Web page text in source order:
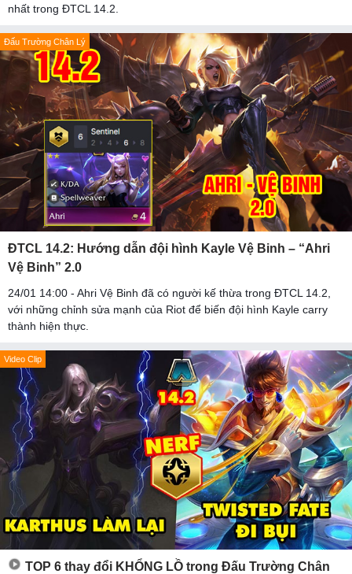
nhất trong ĐTCL 14.2.
Đấu Trường Chân Lý
ĐTCL 14.2: Hướng dẫn đội hình Kayle Vệ Binh – “Ahri
Vệ Binh” 2.0
24/01 14:00 - Ahri Vệ Binh đã có người kế thừa trong ĐTCL 14.2,
với những chỉnh sửa mạnh của Riot để biến đội hình Kayle carry
thành hiện thực.
Video Clip
TOP 6 thay đổi KHỔNG LỒ trong Đấu Trường Chân